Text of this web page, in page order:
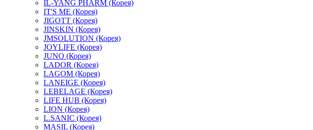
IL-YANG PHARM (Корея)
IT'S ME (Корея)
JIGOTT (Корея)
JINSKIN (Корея)
JMSOLUTION (Корея)
JOYLIFE (Корея)
JUNO (Корея)
LADOR (Корея)
LAGOM (Корея)
LANEIGE (Корея)
LEBELAGE (Корея)
LIFE HUB (Корея)
LION (Корея)
L.SANIC (Корея)
MASIL (Корея)